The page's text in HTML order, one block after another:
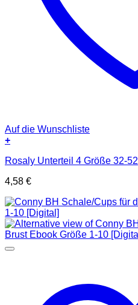
Auf die Wunschliste
+
Rosaly Unterteil 4 Größe 32-52
4,58 €